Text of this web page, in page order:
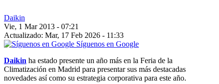
Daikin
Vie, 1 Mar 2013 - 07:21
Actualizado: Mar, 17 Feb 2026 - 11:33
Síguenos en Google
Daikin ha estado presente un año más en la Feria de la
Climatización en Madrid para presentar sus más destacadas
novedades así como su estrategia corporativa para este año.